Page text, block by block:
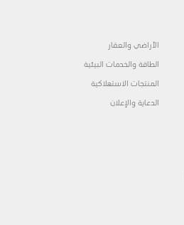
الأراضي والعقار
الطاقة والخدمات البيئية
المنتجات الاستهلاكية
الدعاية والإعلان